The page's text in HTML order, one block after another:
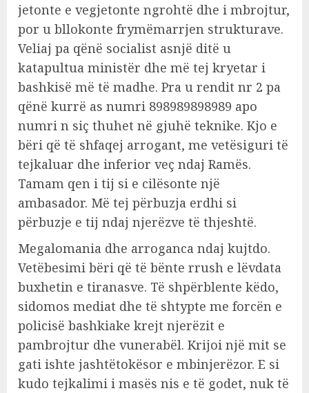
jetonte e vegjetonte ngrohtë dhe i mbrojtur,
por u bllokonte frymëmarrjen strukturave.
Veliaj pa qënë socialist asnjë ditë u
katapultua ministër dhe më tej kryetar i
bashkisë më të madhe. Pra u rendit nr 2 pa
qënë kurrë as numri 898989898989 apo
numri n siç thuhet në gjuhë teknike. Kjo e
bëri që të shfaqej arrogant, me vetësiguri të
tejkaluar dhe inferior veç ndaj Ramës.
Tamam qen i tij si e cilësonte një
ambasador. Më tej përbuzja erdhi si
përbuzje e tij ndaj njerëzve të thjeshtë.
Megalomania dhe arroganca ndaj kujtdo.
Vetëbesimi bëri që të bënte rrush e lëvdata
buxhetin e tiranasve. Të shpërblente këdo,
sidomos mediat dhe të shtypte me forcën e
policisë bashkiake krejt njerëzit e
pambrojtur dhe vunerabël. Krijoi një mit se
gati ishte jashtëtokësor e mbinjerëzor. E si
kudo tejkalimi i masës nis e të godet, nuk të